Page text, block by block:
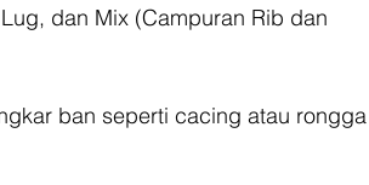
dan Mix (Campuran Rib dan
ban seperti cacing atau rongga